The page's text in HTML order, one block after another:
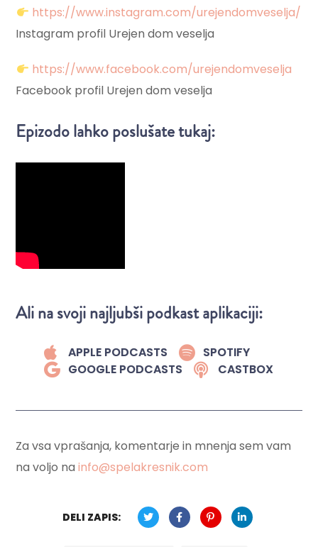
https://www.instagram.com/urejendomveselja/
Instagram profil Urejen dom veselja
https://www.facebook.com/urejendomveselja
Facebook profil Urejen dom veselja
Epizodo lahko poslušate tukaj:
Ali na svoji najljubši podkast aplikaciji:
APPLE PODCASTS
SPOTIFY
GOOGLE PODCASTS
CASTBOX
Za vsa vprašanja, komentarje in mnenja sem vam
na voljo nainfo@spelakresnik.com
DELI ZAPIS: